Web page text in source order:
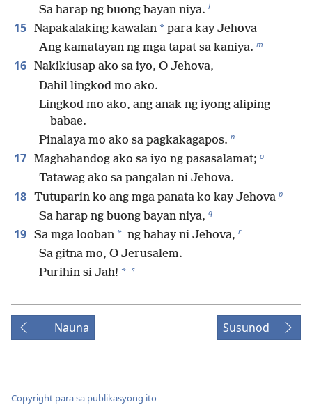
Sa harap ng buong bayan niya. l
15 Napakalaking kawalan * para kay Jehova
Ang kamatayan ng mga tapat sa kaniya. m
16 Nakikiusap ako sa iyo, O Jehova,
Dahil lingkod mo ako.
Lingkod mo ako, ang anak ng iyong aliping
babae.
Pinalaya mo ako sa pagkakagapos. n
17 Maghahandog ako sa iyo ng pasasalamat; o
Tatawag ako sa pangalan ni Jehova.
18 Tutuparin ko ang mga panata ko kay Jehova p
Sa harap ng buong bayan niya, q
19 Sa mga looban * ng bahay ni Jehova, r
Sa gitna mo, O Jerusalem.
Purihin si Jah! * s
Nauna Susunod
Copyright para sa publikasyong ito